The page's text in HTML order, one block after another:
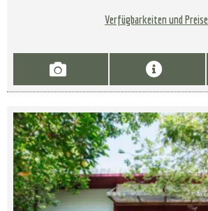
Verfügbarkeiten und Preise